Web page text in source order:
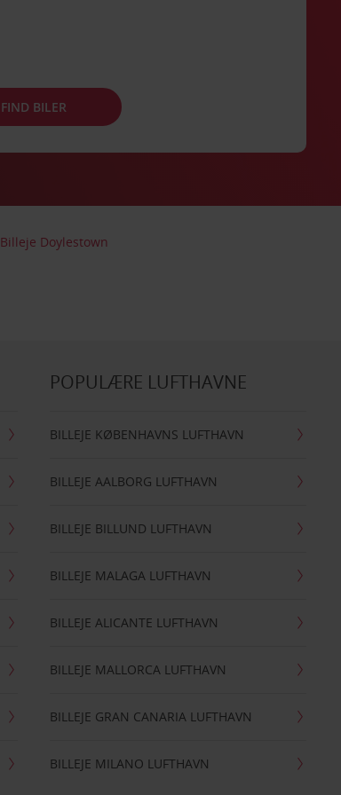
FIND BILER
Billeje Doylestown
POPULÆRE LUFTHAVNE
BILLEJE KØBENHAVNS LUFTHAVN
BILLEJE AALBORG LUFTHAVN
BILLEJE BILLUND LUFTHAVN
BILLEJE MALAGA LUFTHAVN
BILLEJE ALICANTE LUFTHAVN
BILLEJE MALLORCA LUFTHAVN
BILLEJE GRAN CANARIA LUFTHAVN
BILLEJE MILANO LUFTHAVN